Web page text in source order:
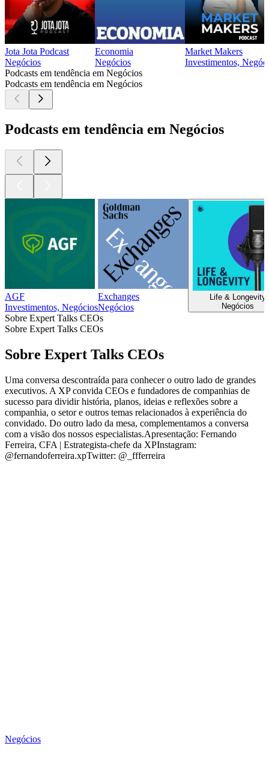
Jota Jota Podcast
Negócios
Economia
Negócios
Market Makers
Investimentos,
Podcasts em tendência em Negócios
Podcasts em tendência em Negócios
Podcasts em tendência em Negócios
AGF
Investimentos, Negócios
Exchanges
Negócios
Life & Longevity
Negócios
Sobre Expert Talks CEOs
Sobre Expert Talks CEOs
Sobre Expert Talks CEOs
Uma conversa descontraída para conhecer o outro lado de grandes
executivos. A XP convida CEOs e fundadores de companhias de
sucesso para dividir história, planos, ideias e reflexões sobre a
companhia, o setor e outros temas relacionados à experiência do
convidado. Do outro lado da mesa, complementamos a conversa
com a visão dos nossos especialistas.Apresentação: Fernando
Ferreira, CFA | Estrategista-chefe da XPInstagram:
@fernandoferreira.xpTwitter: @_ffferreira
Negócios